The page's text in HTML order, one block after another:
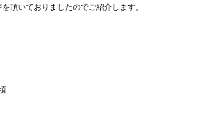
頂いておりましたのでご紹介します。